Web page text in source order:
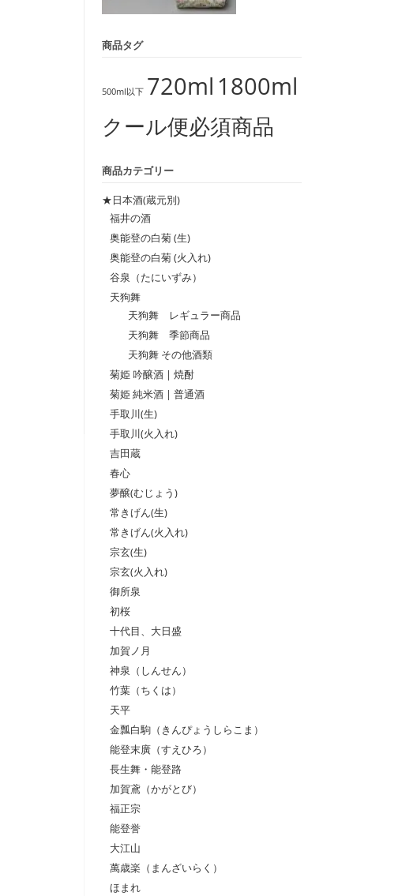
商品タグ
500ml以下 720ml 1800ml
クール便必須商品
商品カテゴリー
★日本酒(蔵元別)
福井の酒
奥能登の白菊 (生)
奥能登の白菊 (火入れ)
谷泉（たにいずみ）
天狗舞
天狗舞 レギュラー商品
天狗舞 季節商品
天狗舞 その他酒類
菊姫 吟醸酒 | 焼酎
菊姫 純米酒 | 普通酒
手取川(生)
手取川(火入れ)
吉田蔵
春心
夢醸(むじょう)
常きげん(生)
常きげん(火入れ)
宗玄(生)
宗玄(火入れ)
御所泉
初桜
十代目、大日盛
加賀ノ月
神泉（しんせん）
竹葉（ちくは）
天平
金瓢白駒（きんぴょうしらこま）
能登末廣（すえひろ）
長生舞・能登路
加賀鳶（かがとび）
福正宗
能登誉
大江山
萬歳楽（まんざいらく）
ほまれ